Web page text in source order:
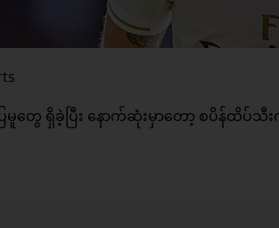
မူတွေ ရှိခဲ့ပြီး နောက်ဆုံးမှာတော့ စပိန်ထိပ်